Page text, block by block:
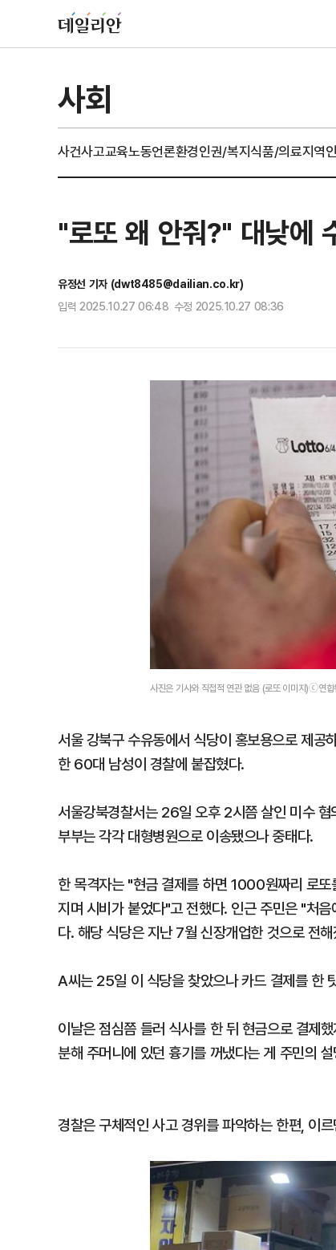
사회
사건사고교육노동언론환경인권/복지식품/의료지역
"로또 왜 안줘?" 대낮에
유정선 기자 (dwt8485@dailian.co.kr)
입력 2025.10.27 06:48 수정 2025.10.27 08:36
사진은 기사와 직접적 연관 없음 (로또 이미지)ⓒ연합
서울 강북구 수유동에서 식당이 홍보용으로 제
한 60대 남성이 경찰에 붙잡혔다.
서울강북경찰서는 26일 오후 2시쯤 살인 미수
부부는 각각 대형병원으로 이송됐으나 중태다.
한 목격자는 "현금 결제를 하면 1000원짜리 로
지며 시비가 붙었다"고 전했다. 인근 주민은 "처
다. 해당 식당은 지난 7월 신장개업한 것으로 전
A씨는 25일 이 식당을 찾았으나 카드 결제를 한
이날은 점심쯤 들러 식사를 한 뒤 현금으로 결제
분해 주머니에 있던 흉기를 꺼냈다는 게 주민의
경찰은 구체적인 사고 경위를 파악하는 한편, 이